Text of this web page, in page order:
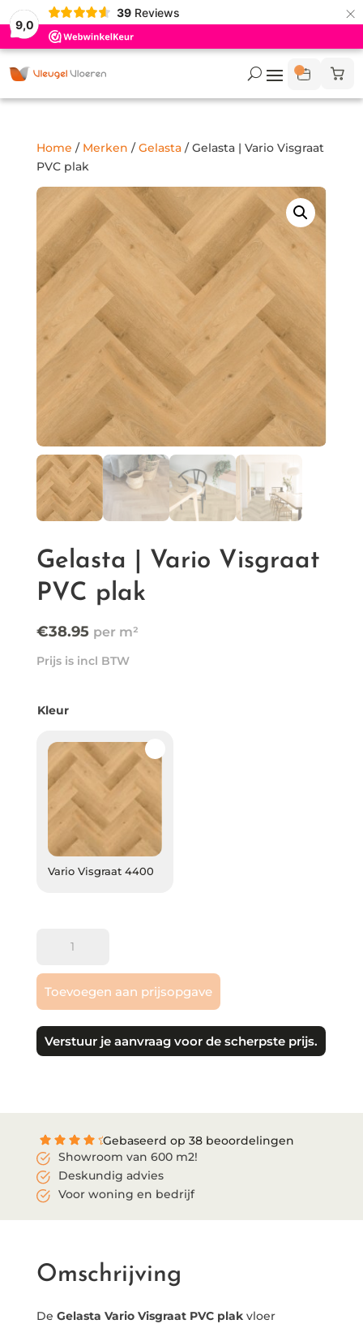
9,0
39 Reviews ×
Home / Merken /Gelasta/ Gelasta | Vario Visgraat
PVC plak
Gelasta | Vario Visgraat
PVC plak
€38.95
Prijs is incl BTW
Kleur
Vario Visgraat 4400
Vario Visgraat 4400
Vario
Visgraat
PVC
plak
aantal
Toevoegen aan prijsopgave
Verstuur je aanvraag voor de scherpste prijs.
Gebaseerd op 38 beoordelingen
Showroom van 600 m2!
Deskundig advies
Voor woning en bedrijf
Omschrijving
De Gelasta Vario Visgraat PVC plakvloer